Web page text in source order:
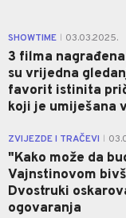
SHOWTIME 03.03.2025.
3 filma
su vrijedna
favorit istinita
koji je umiješana
ZVIJEZDE I TRAČEVI
"Kako može da
Vajnstinovom
Dvostruki
ogovaranja